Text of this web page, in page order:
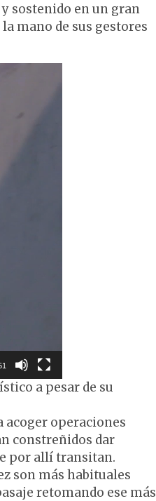
sostenido en un gran
mano de sus gestores
a pesar de su
acoger operaciones
constreñidos dar
por allí transitan.
son más habituales
retomando ese más